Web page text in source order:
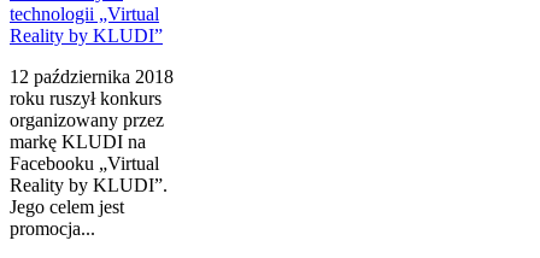
12 października 2018
roku ruszył konkurs
organizowany przez
markę KLUDI na
Facebooku „Virtual
Reality by KLUDI”.
Jego celem jest
promocja...